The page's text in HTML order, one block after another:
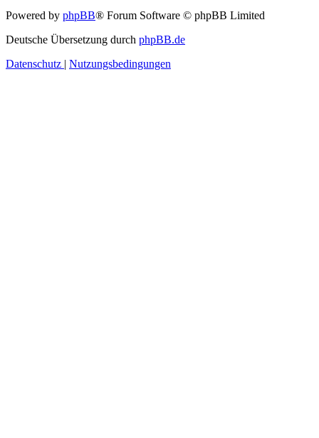
Powered by phpBB® Forum Software © phpBB Limited
Deutsche Übersetzung durch phpBB.de
Datenschutz | Nutzungsbedingungen